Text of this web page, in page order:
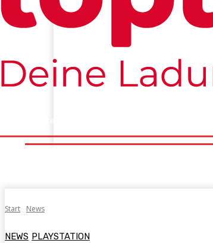
Start News
NEWS PLAYSTATION